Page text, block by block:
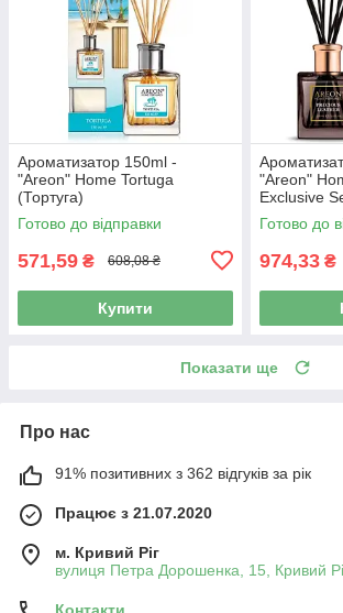
Ароматизатор 150ml -
"Areon" Нome Tortuga
(Тортуга)
Готово до відправки
571,59 ₴ 608,08 ₴
Купити
"Areon"
Exclusive
Leather
Готово до
974,33 ₴
Показати ще
Про нас
91% позитивних з 362 відгуків за рік
Працює з 21.07.2020
м. Кривий Ріг
вулиця Петра Дорошенка, 15, Кривий